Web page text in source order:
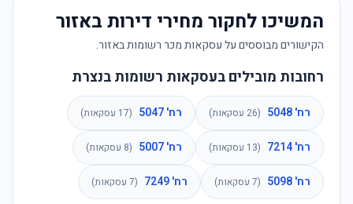
המשיכו לחקור מחירי דירות באזור
הקישורים מבוססים על עסקאות מכר רשומות באזור.
רחובות מובילים בעסקאות רשומות בנצרת
רח' 5048 (
26 עסקאות) רח' 5047 (
17 עסקאות)
רח' 7214 (
13 עסקאות) רח' 5007 (
8 עסקאות)
רח' 5098 (
7 עסקאות) רח' 7249 (
7 עסקאות)